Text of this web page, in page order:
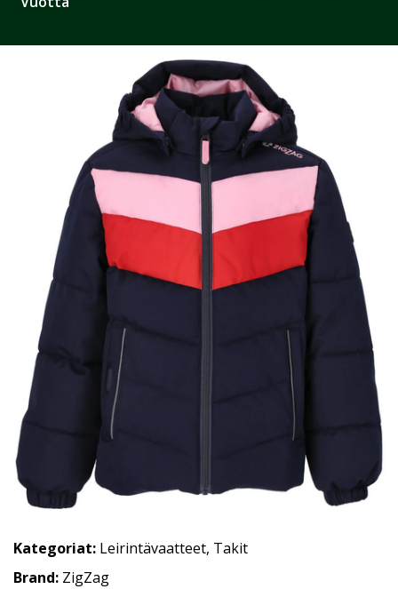
Kategoriat: Leirintävaatteet, Takit
Brand: ZigZag